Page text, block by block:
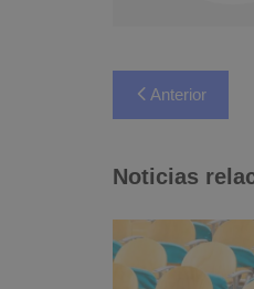
de
entradas
Anterior
Noticias